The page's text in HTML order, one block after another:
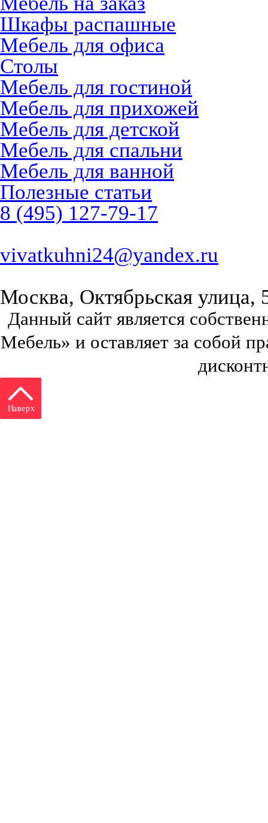
Шкафы распашные
Мебель для офиса
Столы
Мебель для гостиной
Мебель для прихожей
Мебель для детской
Мебель для спальни
Мебель для ванной
Полезные статьи
8 (495) 127-79-17
vivatkuhni24@yandex.ru
Москва, Октябрьская улица,
Данный сайт является
Мебель» и оставляет за собой
Наверх